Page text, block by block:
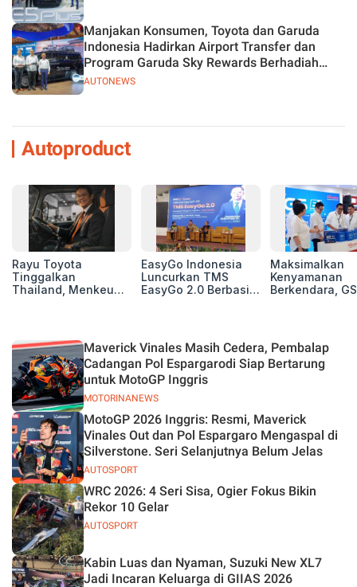
AUTONEWS
Manjakan Konsumen, Toyota dan Garuda
Indonesia Hadirkan Airport Transfer dan
Program Garuda Sky Rewards Berhadiah
Hybrid EV
Autoproduct
Rayu Toyota
Tinggalkan
Thailand, Menkeu
Basis Produksi
ASEAN
EasyGo Indonesia
Luncurkan TMS
EasyGo 2.0 Berbasis
Maksimalkan
Kenyamanan
Berkendara,
2026
MOTORINANEWS
Maverick Vinales Masih Cedera, Pembalap
Cadangan Pol Espargarodi Siap Bertarung
untuk MotoGP Inggris
AUTOSPORT
MotoGP 2026 Inggris: Resmi, Maverick
Vinales Out dan Pol Espargaro Mengaspal di
Silverstone. Seri Selanjutnya Belum Jelas
AUTOSPORT
WRC 2026: 4 Seri Sisa, Ogier Fokus Bikin
Rekor 10 Gelar
Kabin Luas dan Nyaman, Suzuki New XL7
Jadi Incaran Keluarga di GIIAS 2026